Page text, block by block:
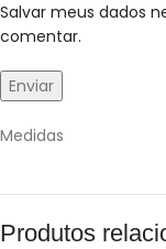
Salvar meus dados
comentar.
Medidas
Produtos